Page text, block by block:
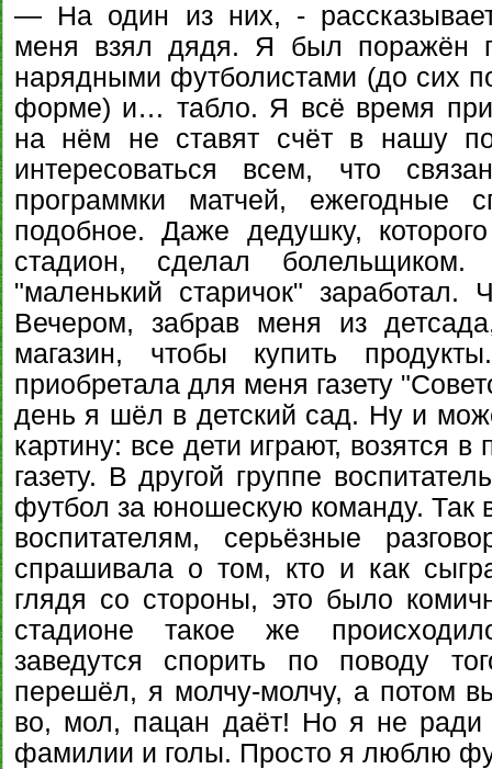
— На один из них, -
меня взял дядя. Я был поражён
нарядными футболистами (до сих
форме) и… табло. Я всё время
на нём не ставят счёт в нашу
интересоваться всем, что
программки матчей, ежегодные
подобное. Даже дедушку,
стадион, сделал
"маленький старичок" заработал.
Вечером, забрав меня из
магазин, чтобы купить
приобретала для меня газету
день я шёл в детский сад. Ну и
картину: все дети играют, возятся
газету. В другой группе
футбол за юношескую команду. Так
воспитателям, серьёзные
спрашивала о том, кто и как
глядя со стороны, это было
стадионе такое же
заведутся спорить по поводу
перешёл, я молчу-молчу, а потом
во, мол, пацан даёт! Но я не ради
фамилии и голы. Просто я люблю